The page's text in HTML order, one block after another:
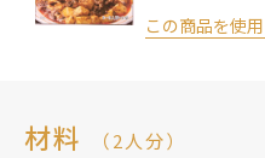
この商品を使
材料 （2人分）